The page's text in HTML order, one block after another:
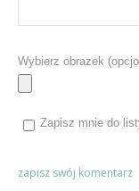
Wybierz obrazek
Zapisz mnie do